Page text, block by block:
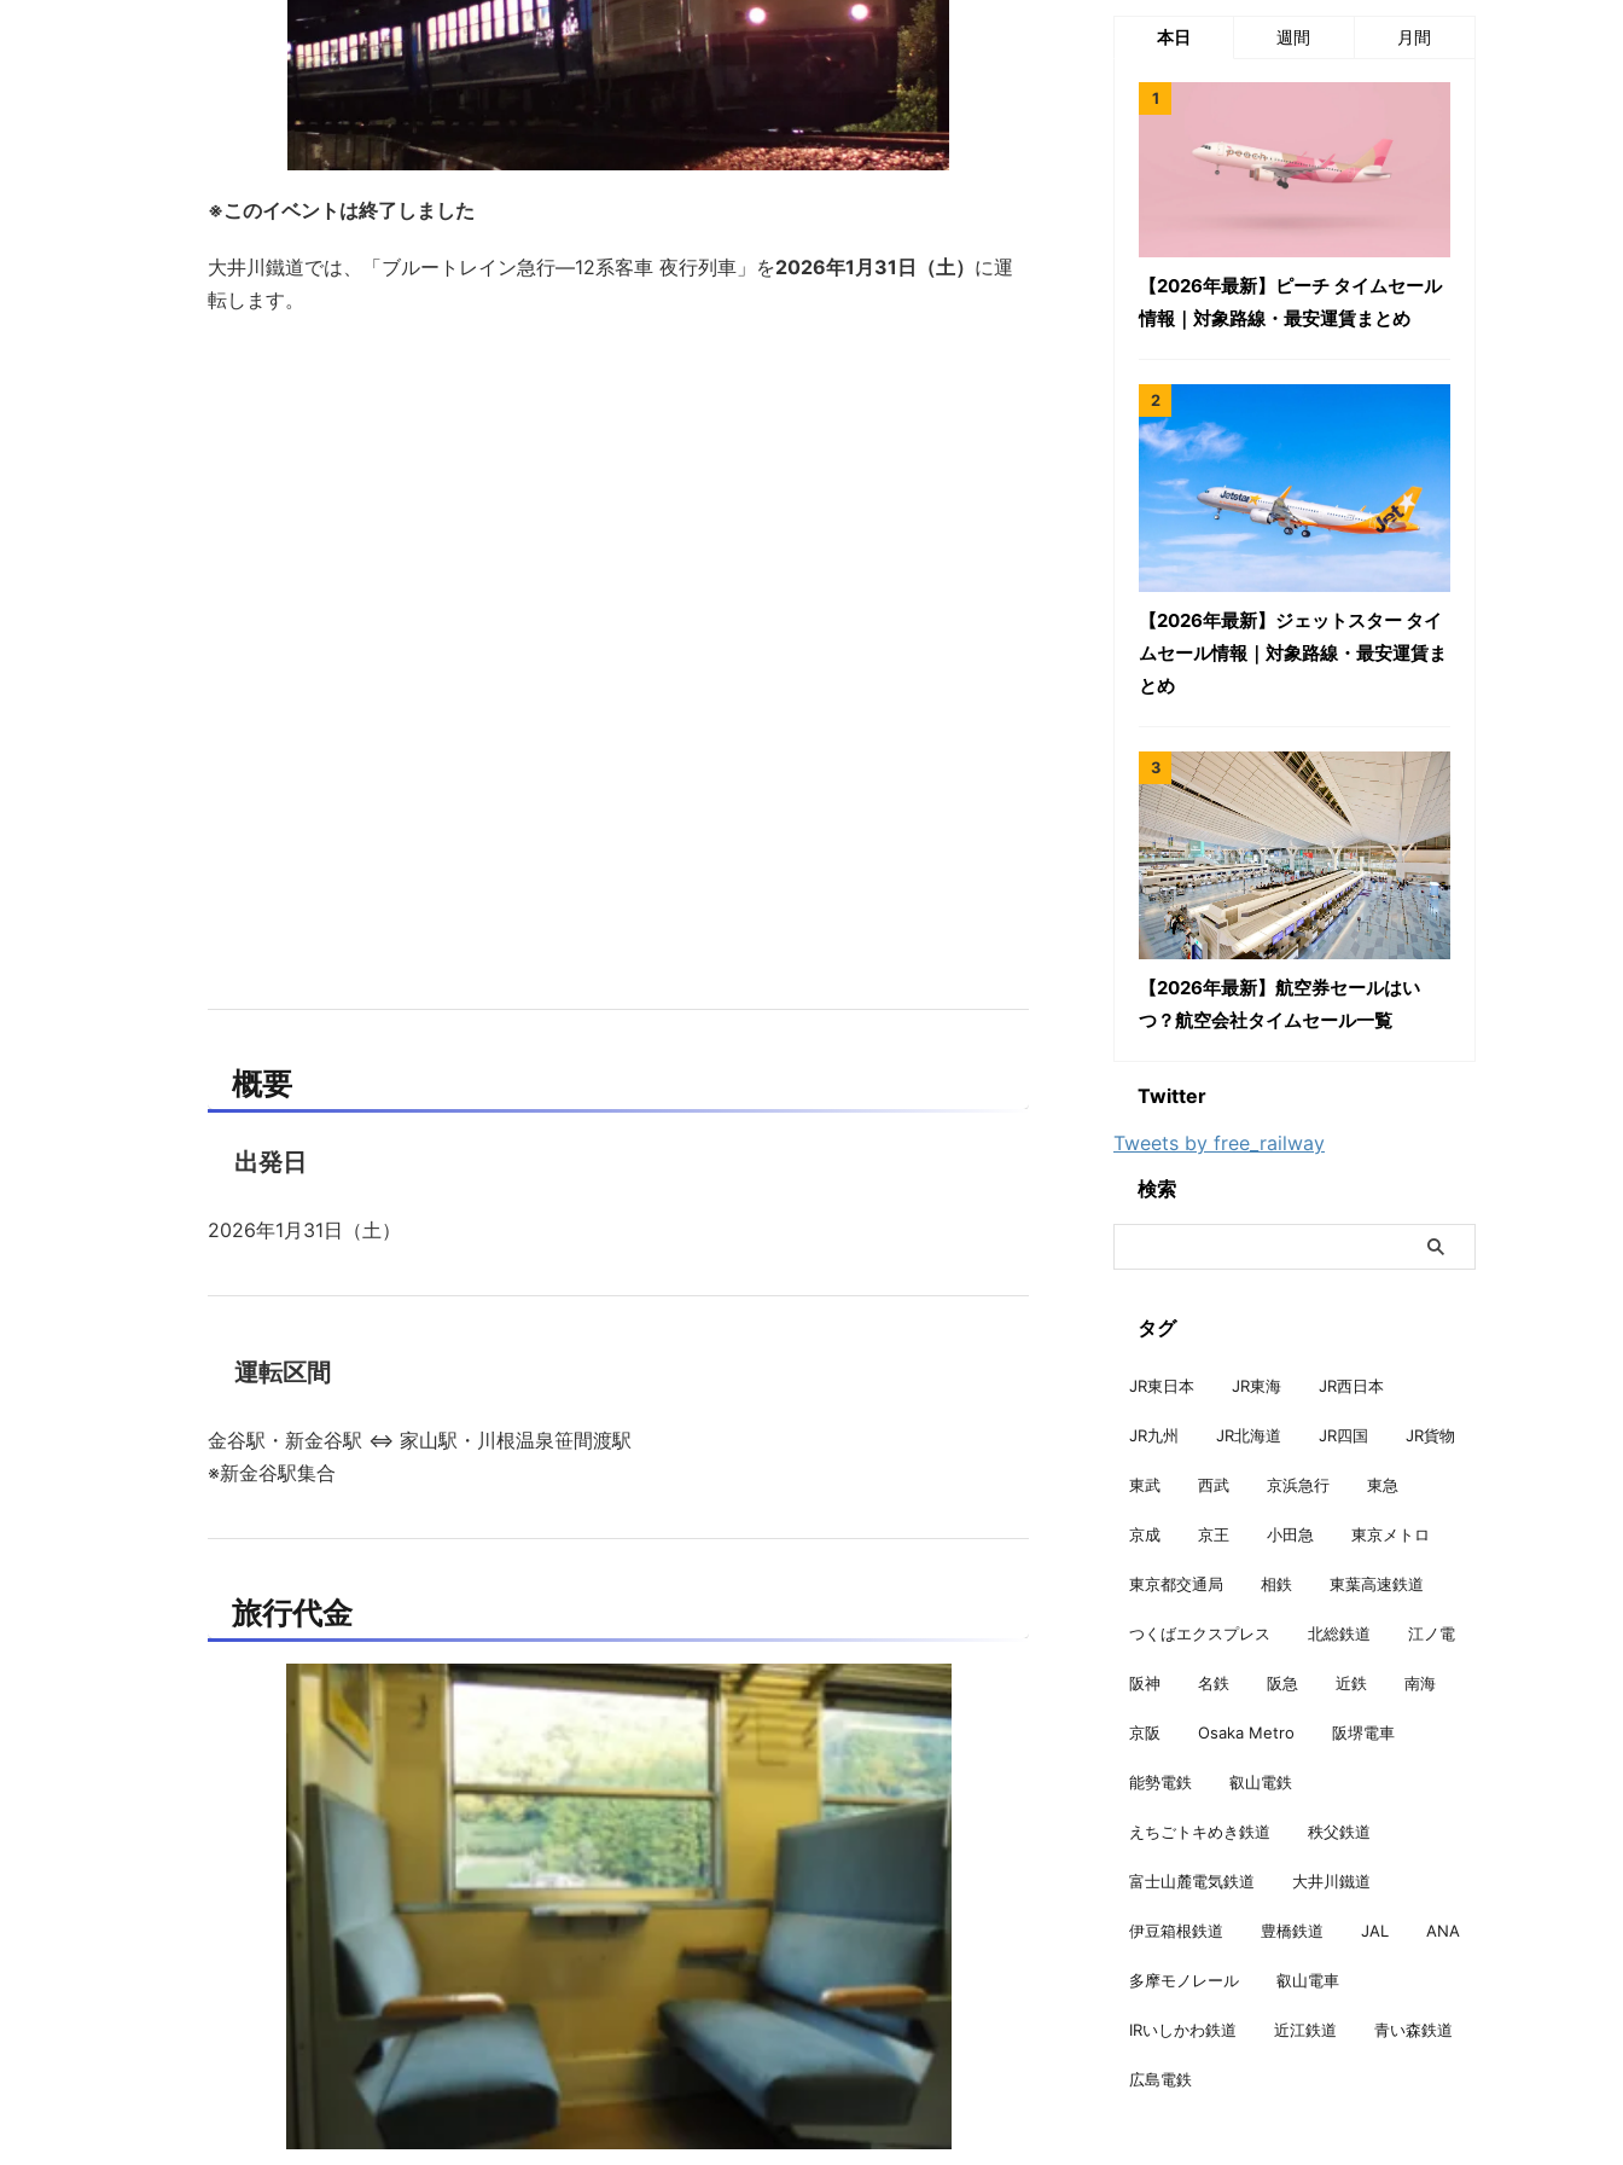
※このイベントは終了しました
大井川鐵道では、「ブルートレイン急行―12系客車 夜行列車」を2026年1月31日（土） に運
転します。
概要
出発日
2026年1月31日（土）
運転区間
金谷駅・新金谷駅 ⇔ 家山駅・川根温泉笹間渡駅
※新金谷駅集合
旅行代金
本日 週間 月間
【2026年最新】ピーチ タイムセール
情報｜対象路線・最安運賃まとめ
【2026年最新】ジェットスター タイ
ムセール情報｜対象路線・最安運賃ま
とめ
【2026年最新】航空券セールはい
つ？航空会社タイムセール一覧
Twitter
Tweets by free_railway
検索
タグ
JR東日本 JR東海 JR西日本
JR九州 JR北海道 JR四国 JR貨物
東武 西武 京浜急行 東急
京成 京王 小田急 東京メトロ
東京都交通局 相鉄 東葉高速鉄道
つくばエクスプレス 北総鉄道 江ノ電
阪神 名鉄 阪急 近鉄 南海
京阪 Osaka Metro 阪堺電車
能勢電鉄 叡山電鉄
えちごトキめき鉄道 秩父鉄道
富士山麓電気鉄道 大井川鐵道
伊豆箱根鉄道 豊橋鉄道 JAL ANA
多摩モノレール 叡山電車
IRいしかわ鉄道 近江鉄道 青い森鉄道
広島電鉄